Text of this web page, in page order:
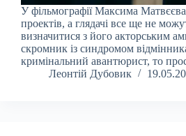
У фільмографії Максима
проектів, а глядачі все ще не
визначитися з його акторським
скромник із синдромом
кримінальний авантюрист, то
Леонтій Дубовик